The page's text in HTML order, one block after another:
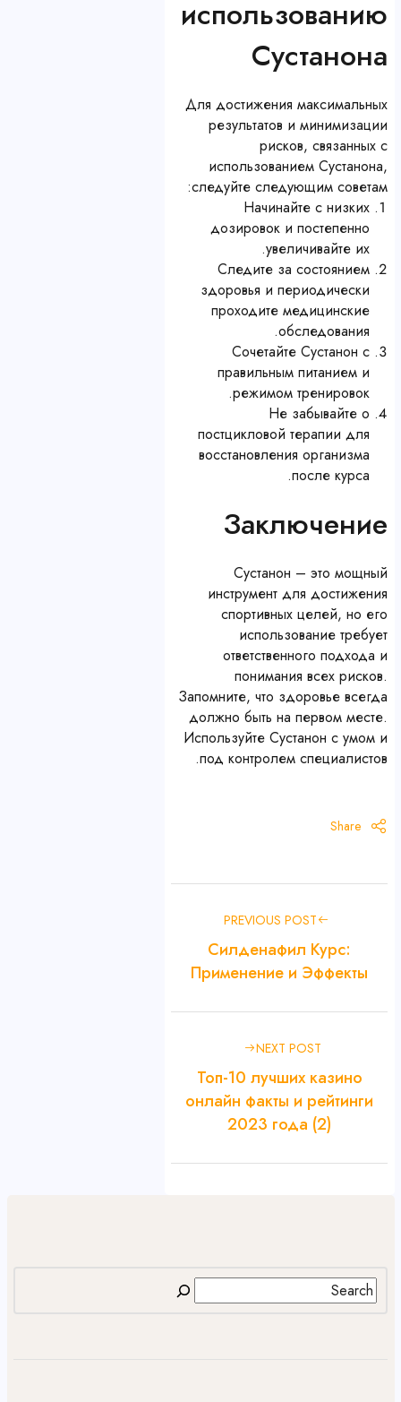
использованию
Сустанона
Для достижения максимальных
результатов и минимизации
рисков, связанных с
использованием Сустанона,
следуйте следующим советам:
Начинайте с низких
дозировок и постепенно
увеличивайте их.
Следите за состоянием
здоровья и периодически
проходите медицинские
обследования.
Сочетайте Сустанон с
правильным питанием и
режимом тренировок.
Не забывайте о
постцикловой терапии для
восстановления организма
после курса.
Заключение
Сустанон – это мощный
инструмент для достижения
спортивных целей, но его
использование требует
ответственного подхода и
понимания всех рисков.
Запомните, что здоровье всегда
должно быть на первом месте.
Используйте Сустанон с умом и
под контролем специалистов.
Share
PREVIOUS POST
Силденафил Курс:
Применение и Эффекты
NEXT POST
Топ-10 лучших казино
онлайн факты и рейтинги
2023 года (2)